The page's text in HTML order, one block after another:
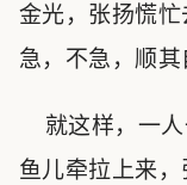
金光，张扬慌
急，不急，顺
就这样，一人
鱼儿牵拉上来